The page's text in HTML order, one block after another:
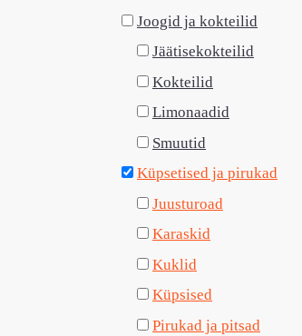
Joogid ja kokteilid
Jäätisekokteilid
Kokteilid
Limonaadid
Smuutid
Küpsetised ja pirukad
Juusturoad
Karaskid
Kuklid
Küpsised
Pirukad ja pitsad